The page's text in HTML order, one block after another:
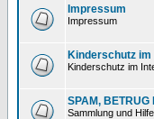
Impressum
Impressum
Kinderschutz
Kinderschutz im
SPAM, BETRUG
Sammlung und